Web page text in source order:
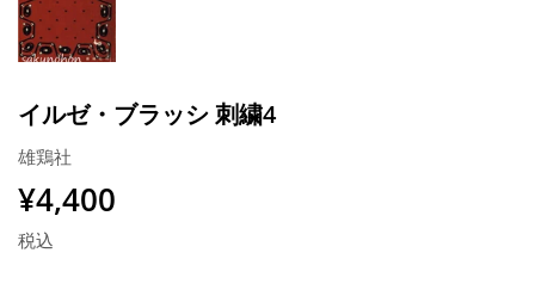
イルゼ・ブラッシ 刺繍4
雄鶏社
¥4,400
税込